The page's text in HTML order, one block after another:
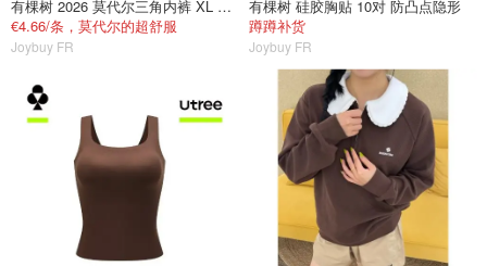
有棵树 2026 莫代尔三角内裤 XL 女士抗菌
€4.66/条，莫代尔的超舒服
Joybuy FR
有棵树 硅胶胸贴 10对 防凸点隐形
蹲蹲补货
Joybuy FR